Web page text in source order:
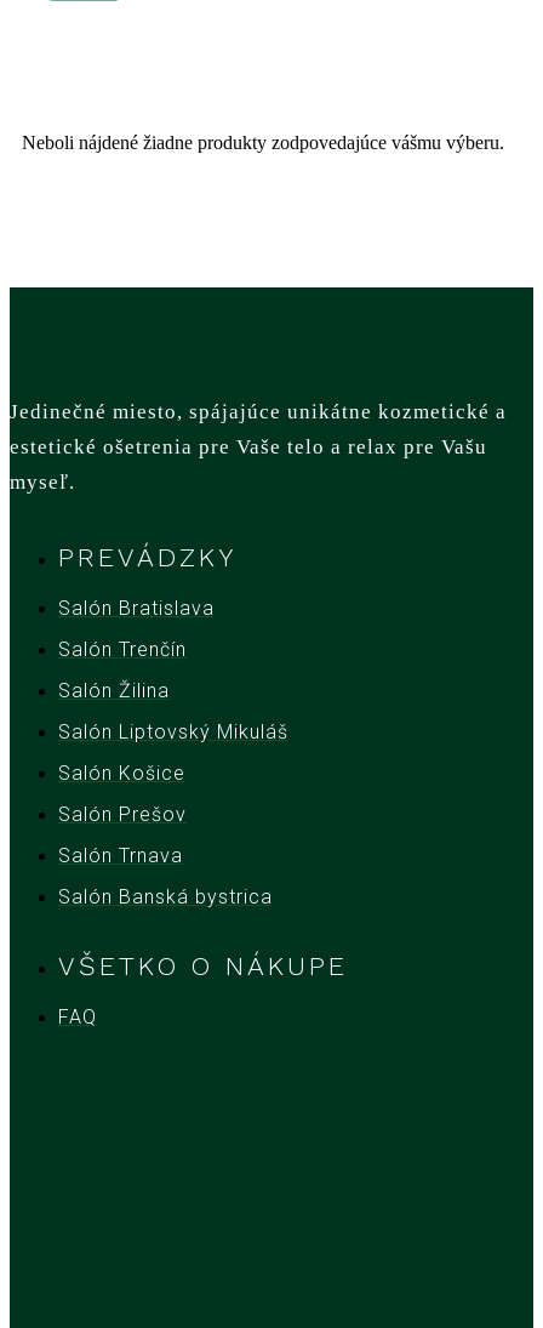
Neboli nájdené žiadne produkty zodpovedajúce vášmu výberu.
Jedinečné miesto, spájajúce unikátne kozmetické a
estetické ošetrenia pre Vaše telo a relax pre Vašu
myseľ.
PREVÁDZKY
Salón Bratislava
Salón Trenčín
Salón Žilina
Salón Liptovský Mikuláš
Salón Košice
Salón Prešov
Salón Trnava
Salón Banská bystrica
VŠETKO O NÁKUPE
FAQ